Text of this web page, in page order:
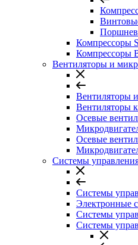
Компрессоры
Компрессоры
Вентиляторы и
Вентиляторы
Вентиляторы
Осевые
Осевые
Системы
Системы
Электронные
Системы
Системы